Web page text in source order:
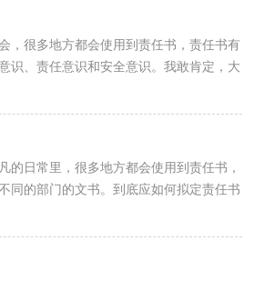
，很多地方都会使用到责任书，责任书有
识、责任意识和安全意识。我敢肯定，大
头疼的，下面是小编精心整...
的日常里，很多地方都会使用到责任书，
同的部门的文书。到底应如何拟定责任书
安全责任书，仅供参考，希望...